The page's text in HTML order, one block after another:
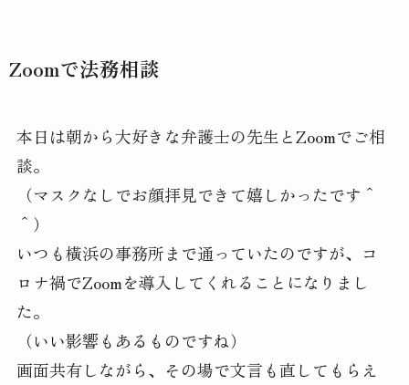
Zoomで法務相談
本日は朝から大好きな弁護士の先生とZoomでご相
談。
（マスクなしでお顔拝見できて嬉しかったです＾
＾）
いつも橫浜の事務所まで通っていたのですが、コ
ロナ禍でZoomを導入してくれることになりまし
た。
（いい影響もあるものですね）
画面共有しながら、その場で文言も直してもらえ